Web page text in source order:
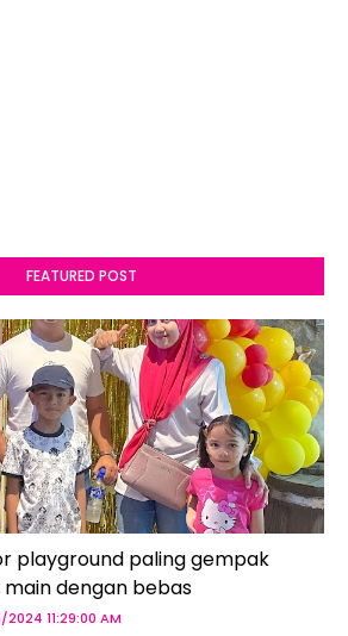
FEATURED POST
playground paling gempak
dengan bebas
2024 11:29:00 AM